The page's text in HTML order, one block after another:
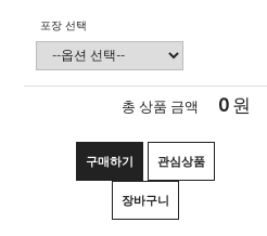
포장 선택
총 상품 금액 0원
구매하기 관심상품
장바구니